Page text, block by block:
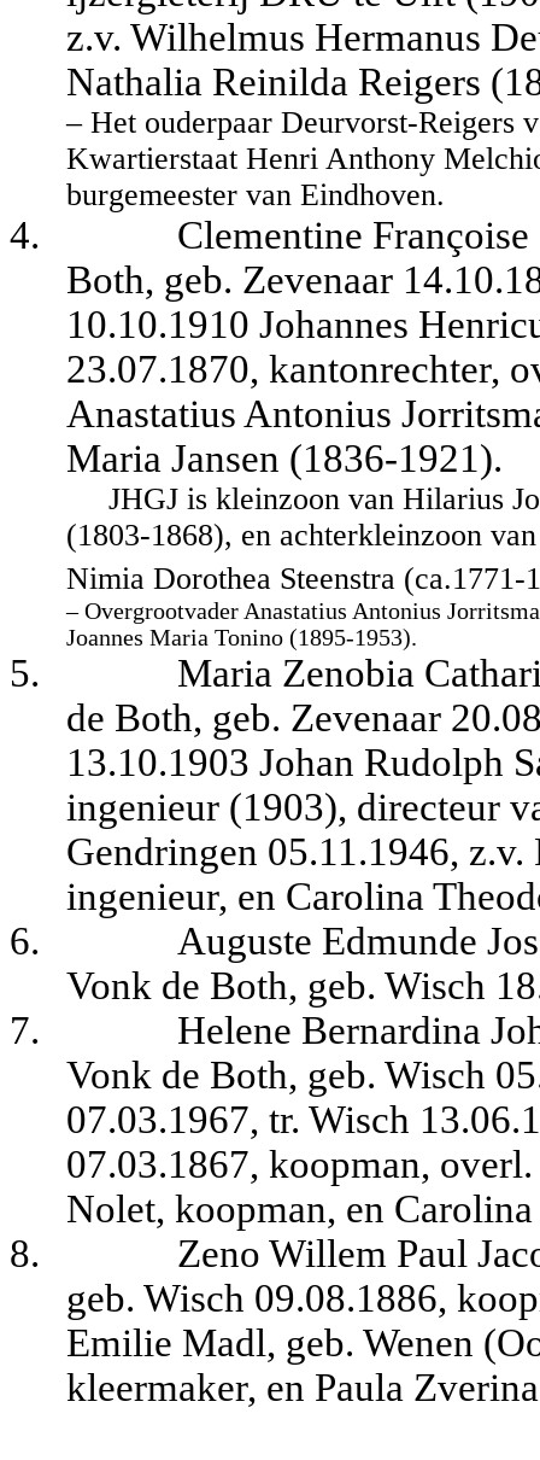
z.v. Wilhelmus Hermanus
Nathalia Reinilda Reigers
– Het ouderpaar Deurvorst-Reigers
Kwartierstaat Henri Anthony
burgemeester van Eindhoven.
4.
Clementine
Both, geb. Zevenaar
10.10.1910 Johannes
23.07.1870, kantonrechter,
Anastatius Antonius
Maria Jansen (1836-1921).
JHGJ is kleinzoon van Hilarius
(1803-1868), en achterkleinzoon
Nimia Dorothea Steenstra (ca.1771-
– Overgrootvader Anastatius Antonius
Joannes Maria Tonino (1895-1953).
5.
Maria Zenobia
de Both, geb. Zevenaar
13.10.1903 Johan Rudolph
ingenieur (1903), directeur
Gendringen 05.11.1946,
ingenieur, en Carolina
6.
Auguste Edmunde
Vonk de Both, geb. Wisch
7.
Helene Bernardina
Vonk de Both, geb. Wisch
07.03.1967, tr. Wisch
07.03.1867, koopman,
Nolet, koopman, en
8.
Zeno Willem Paul
geb. Wisch 09.08.1886,
Emilie Madl, geb. Wenen
kleermaker, en Paula